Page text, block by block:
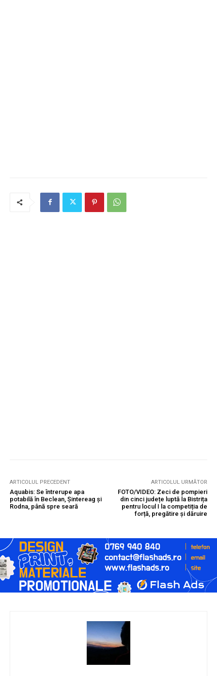
ARTICOLUL PRECEDENT
Aquabis: Se întrerupe apa
potabilă în Beclean, Șintereag și
Rodna, până spre seară
ARTICOLUL URMĂTOR
FOTO/VIDEO: Zeci de pompieri
din cinci județe luptă la Bistrița
pentru locul I la competiția de
forță, pregătire și dăruire